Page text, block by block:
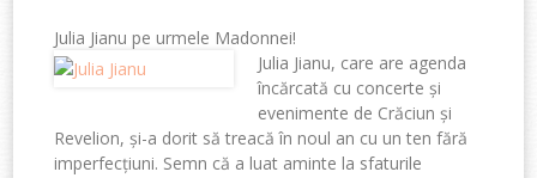
Julia Jianu pe urmele Madonnei!
Julia Jianu, care are agenda
încărcată cu concerte și
evenimente de Crăciun și
Revelion, și-a dorit să treacă în noul an cu un ten fără
imperfecțiuni. Semn că a luat aminte la sfaturile